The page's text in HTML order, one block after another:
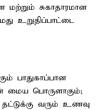
மற்றும் சுகாதாரமான
உறுதிப்பாட்டை
பாதுகாப்பான
பொருளாகும்;
வரும் உணவு